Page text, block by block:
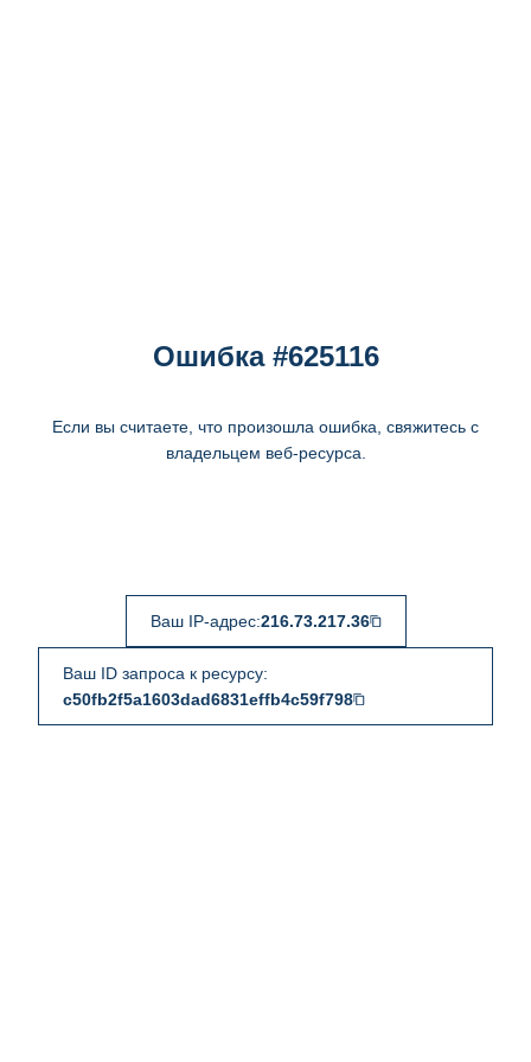
Ошибка #625116
Если вы считаете, что произошла ошибка, свяжитесь с
владельцем веб-ресурса.
Ваш IP-адрес:216.73.217.36
Ваш ID запроса к ресурсу:
c50fb2f5a1603dad6831effb4c59f798